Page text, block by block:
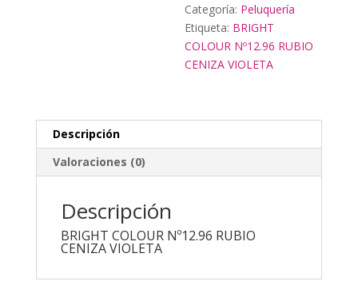
Categoría: Peluquería
Etiqueta: BRIGHT
COLOUR Nº12.96 RUBIO
CENIZA VIOLETA
Descripción
Valoraciones (0)
Descripción
BRIGHT COLOUR Nº12.96 RUBIO
CENIZA VIOLETA